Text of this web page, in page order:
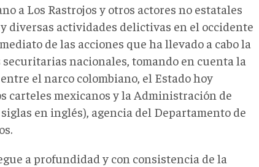
a Los Rastrojos y otros actores no estatales
diversas actividades delictivas en el occidente
de las acciones que ha llevado a cabo la
nacionales, tomando en cuenta la
el narco colombiano, el Estado hoy
carteles mexicanos y la Administración de
en inglés)​, agencia del Departamento de
a profundidad y con consistencia de la